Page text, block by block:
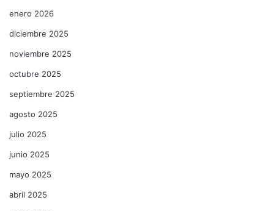
enero 2026
diciembre 2025
noviembre 2025
octubre 2025
septiembre 2025
agosto 2025
julio 2025
junio 2025
mayo 2025
abril 2025